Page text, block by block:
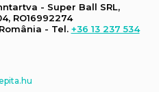
- Super Ball SRL,
RO16992274
- Tel. +36 13 237 534